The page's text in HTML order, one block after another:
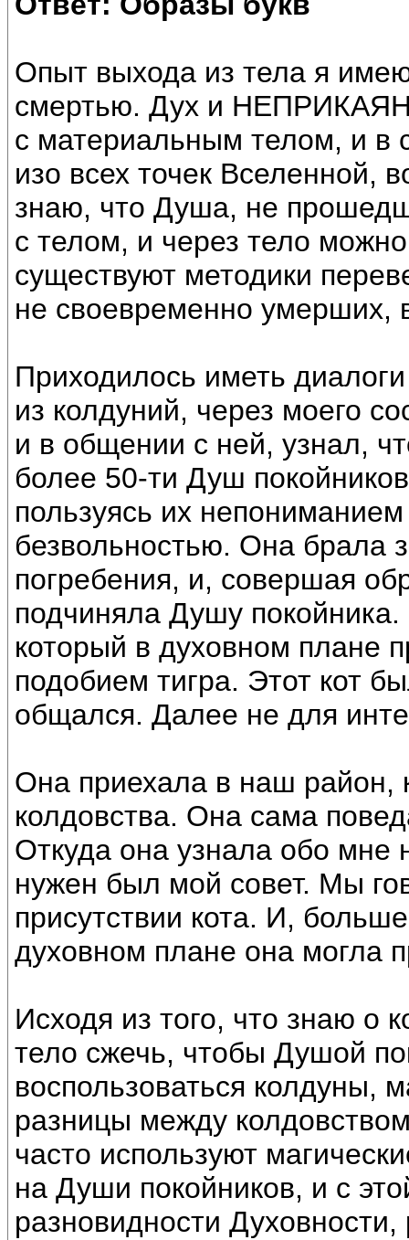
Опыт выхода из тела я
смертью. Дух и
с материальным телом, и в
изо всех точек Вселенной,
знаю, что Душа, не
с телом, и через тело
существуют методики
не своевременно умерших,
Приходилось иметь
из колдуний, через моего
и в общении с ней, узнал,
более 50-ти Душ
пользуясь их
безвольностью. Она брала
погребения, и, совершая
подчиняла Душу покойника.
который в духовном плане
подобием тигра. Этот кот
общался. Далее не для
Она приехала в наш район,
колдовства. Она сама
Откуда она узнала обо мне
нужен был мой совет. Мы
присутствии кота. И,
духовном плане она могла
Исходя из того, что знаю о
тело сжечь, чтобы Душой
воспользоваться колдуны,
разницы между
часто используют
на Души покойников, и с
разновидности